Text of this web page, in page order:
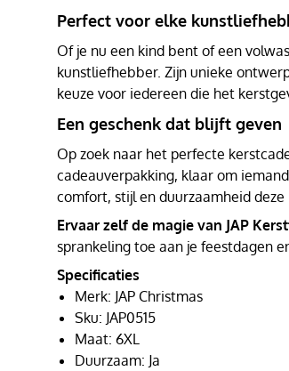
Perfect voor elke
Of je nu een kind bent of een
kunstliefhebber. Zijn unieke
keuze voor iedereen die het
Een geschenk dat blijft geven
Op zoek naar het perfecte
cadeauverpakking, klaar om
comfort, stijl en duurzaamheid deze
Ervaar zelf de magie van JAP
sprankeling toe aan je feestdagen
Specificaties
Merk: JAP Christmas
Sku: JAP0515
Maat: 6XL
Duurzaam: Ja